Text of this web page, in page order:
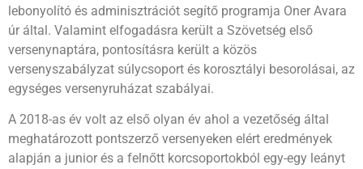
lebonyolító és adminisztrációt segítő programja Oner Avara
úr által. Valamint elfogadásra került a Szövetség első
versenynaptára, pontosításra került a közös
versenyszabályzat súlycsoport és korosztályi besorolásai, az
egységes versenyruházat szabályai.
A 2018-as év volt az első olyan év ahol a vezetőség által
meghatározott pontszerző versenyeken elért eredmények
alapján a junior és a felnőtt korcsoportokból egy-egy leányt